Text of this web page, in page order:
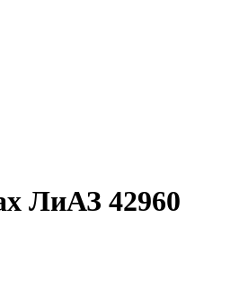
ЛиАЗ 42960